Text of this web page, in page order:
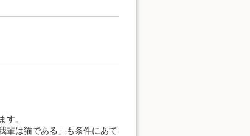
す。
輩は猫である」も条件にあて